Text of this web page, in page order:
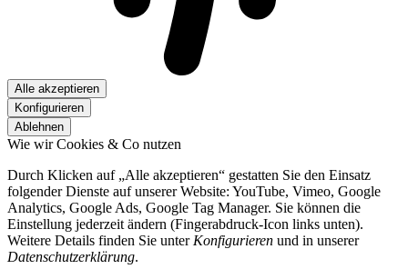
Alle akzeptieren
Konfigurieren
Ablehnen
Wie wir Cookies & Co nutzen
Durch Klicken auf „Alle akzeptieren“ gestatten Sie den Einsatz
folgender Dienste auf unserer Website: YouTube, Vimeo, Google
Analytics, Google Ads, Google Tag Manager. Sie können die
Einstellung jederzeit ändern (Fingerabdruck-Icon links unten).
Weitere Details finden Sie unter Konfigurieren und in unserer
Datenschutzerklärung.